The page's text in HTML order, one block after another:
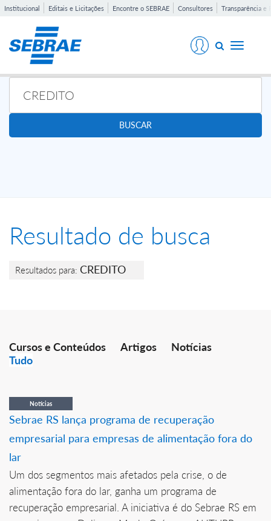
Institucional Editais e Licitações Encontre o SEBRAE Consultores Transparência e
Toggle
BUSCAR
Resultado de busca
Resultados para: CREDITO
Cursos e Conteúdos Artigos
Notícias
Tudo
Notícias
Sebrae RS lança programa de recuperação
empresarial para empresas de alimentação fora do
lar
Um dos segmentos mais afetados pela crise, o de
alimentação fora do lar, ganha um programa de
recuperação empresarial. A iniciativa é do Sebrae RS em